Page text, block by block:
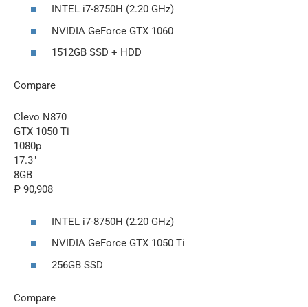
INTEL i7-8750H (2.20 GHz)
NVIDIA GeForce GTX 1060
1512GB SSD + HDD
Compare
Clevo N870
GTX 1050 Ti
1080p
17.3″
8GB
₽ 90,908
INTEL i7-8750H (2.20 GHz)
NVIDIA GeForce GTX 1050 Ti
256GB SSD
Compare